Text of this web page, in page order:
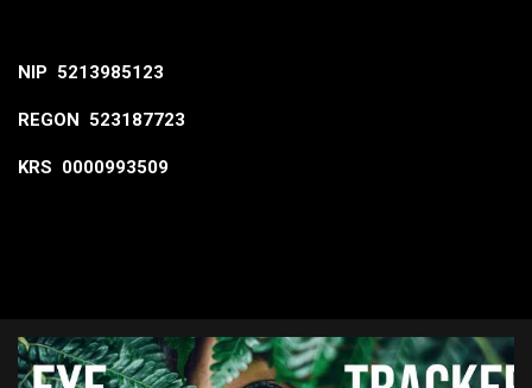
NIP 5213985123
REGON 523187723
KRS 0000993509